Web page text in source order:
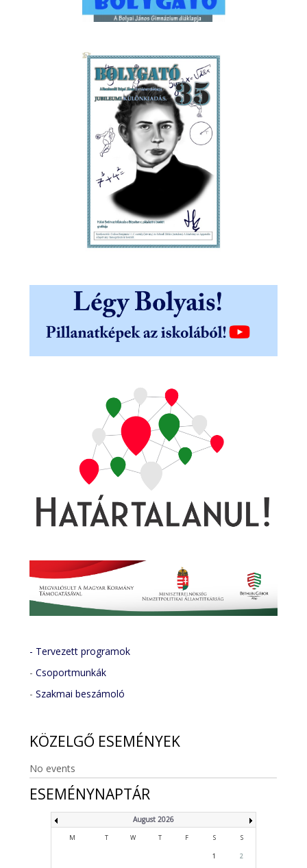
- Tervezett programok
-Csoportmunkák
-Szakmai beszámoló
KÖZELGŐ ESEMÉNYEK
No events
ESEMÉNYNAPTÁR
August 2026
M T W T F S S
1 2